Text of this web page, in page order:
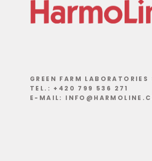
GREEN FARM LABORATORIES
TEL.: +420 799 536 271
E-MAIL: